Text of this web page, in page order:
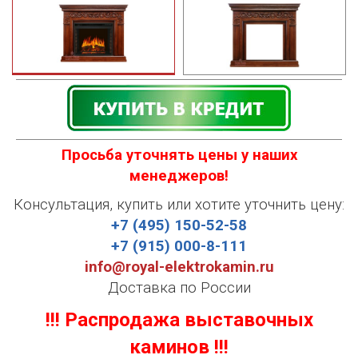
Просьба уточнять цены у наших
менеджеров!
Консультация, купить или хотите уточнить цену:
+7 (495) 150-52-58
+7 (915) 000-8-111
info@royal-elektrokamin.ru
Доставка по России
!!! Распродажа выставочных
каминов !!!